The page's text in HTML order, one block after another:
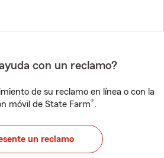
con un reclamo?
de su reclamo en línea o con la
móvil de State Farm®.
un reclamo